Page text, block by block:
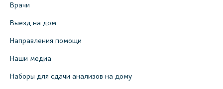
Врачи
Выезд на дом
Направления помощи
Наши медиа
Наборы для сдачи анализов на дому